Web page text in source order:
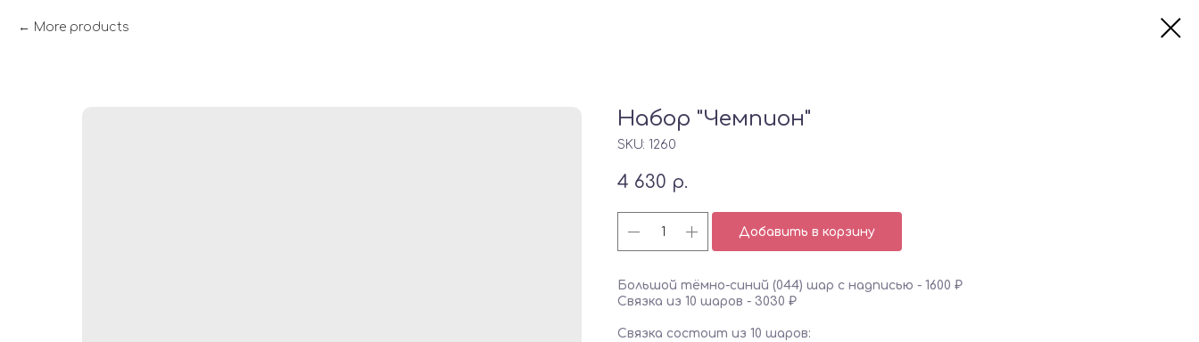
More products
Набор "Чемпион"
SKU: 1260
4 630 р.
Добавить в корзину
Большой тёмно-синий (044) шар с надписью - 1600 ₽
Связка из 10 шаров - 3030 ₽
Связка состоит из 10 шаров: